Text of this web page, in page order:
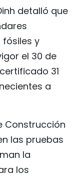
detalló que
y
el 30 de
31
a
Construcción
las pruebas
la
los